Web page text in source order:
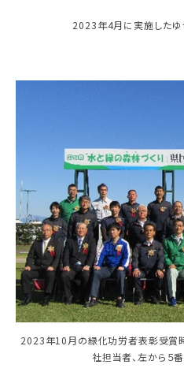
2023年4月に実施した
2023年10月の緑化功労者表彰受賞
社担当者、左から５